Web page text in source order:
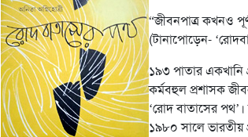
“জীবনপাত্র কখনও
(টানাপোড়েন-
১৯৩ পাতার একখানি
কর্মবহুল প্রশাসক
‘রোদ বাতাসের
১৯৮০ সালে ভারতীয়